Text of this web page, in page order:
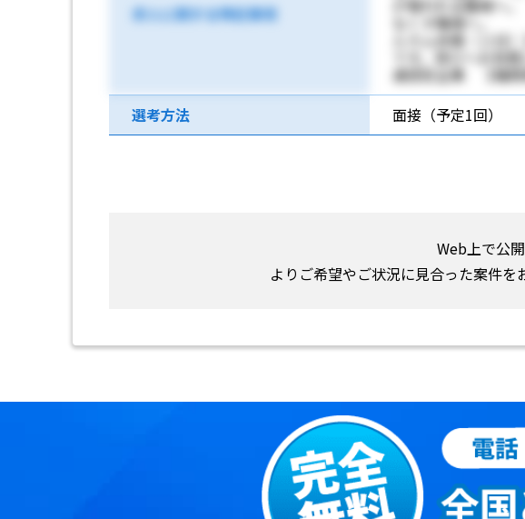
求人に関する特記事項 が報われる職
なくす職場へ
ルカム休暇（２
です。窓口へお
連認定企業 【福岡
選考方法
面接（予定1回）
Web上で公
よりご希望やご状況に見合った案件を